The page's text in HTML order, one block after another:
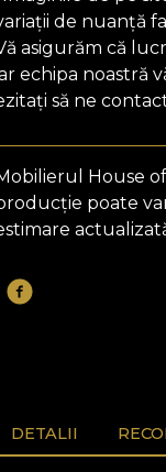
de nuanță
asigurăm că
echipa noastră
să ne
House
poate
DETALII